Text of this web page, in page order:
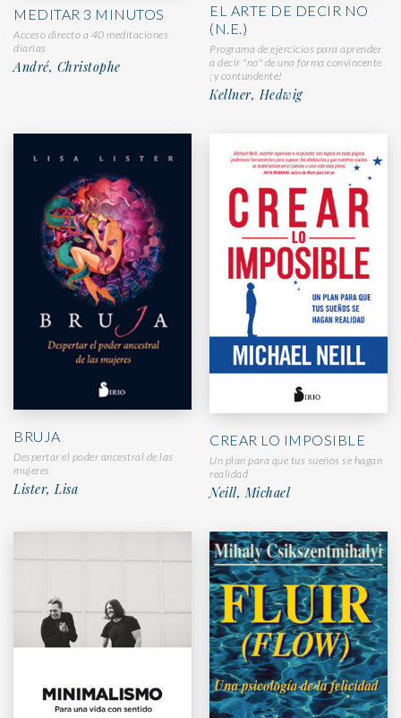
MEDITAR 3 MINUTOS
Acceso directo a 40 meditaciones
diarias
André, Christophe
EL ARTE DE DECIR NO
(N.E.)
Programa de ejercicios para aprender
a decir "no" de una forma convincente
¡y contundente!
Kellner, Hedwig
BRUJA
Despertar el poder ancestral de las
mujeres
Lister, Lisa
CREAR LO IMPOSIBLE
Un plan para que tus sueños se hagan
realidad
Neill, Michael